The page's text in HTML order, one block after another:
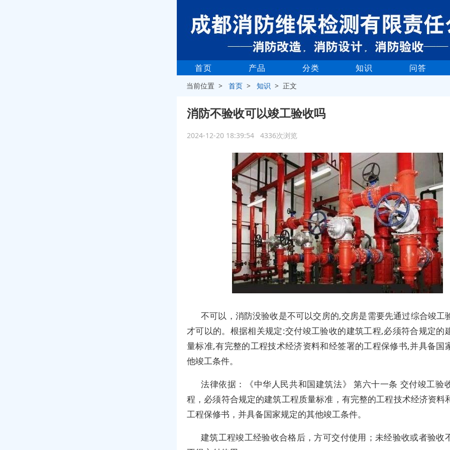
首页 产品 分类 知识 问答
当前位置 >首页 >知识 > 正文
消防不验收可以竣工验收吗
2024-12-20 18:39:54 4336次浏览
不可以，消防没验收是不可以交房的,交房是需要先通过综合竣工
才可以的。根据相关规定:交付竣工验收的建筑工程,必须符合规定的
量标准,有完整的工程技术经济资料和经签署的工程保修书,并具备国
他竣工条件。
法律依据：《中华人民共和国建筑法》 第六十一条 交付竣工验
程，必须符合规定的建筑工程质量标准，有完整的工程技术经济资料
工程保修书，并具备国家规定的其他竣工条件。
建筑工程竣工经验收合格后，方可交付使用；未经验收或者验收